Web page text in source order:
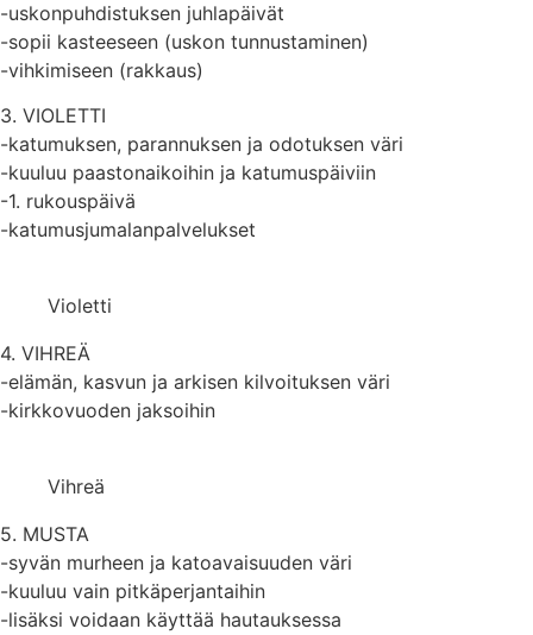
-uskonpuhdistuksen juhlapäivät
-sopii kasteeseen (uskon tunnustaminen)
-vihkimiseen (rakkaus)
3. VIOLETTI
-katumuksen, parannuksen ja odotuksen väri
-kuuluu paastonaikoihin ja katumuspäiviin
-1. rukouspäivä
-katumusjumalanpalvelukset
Violetti
4. VIHREÄ
-elämän, kasvun ja arkisen kilvoituksen väri
-kirkkovuoden jaksoihin
Vihreä
5. MUSTA
-syvän murheen ja katoavaisuuden väri
-kuuluu vain pitkäperjantaihin
-lisäksi voidaan käyttää hautauksessa